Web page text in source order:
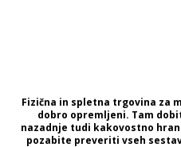
Fizična in spletna trgovina za
dobro opremljeni. Tam
nazadnje tudi kakovostno
pozabite preveriti vseh